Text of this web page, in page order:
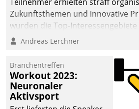
Zukunftsthemen und innovative
wurden die Top-
Andreas Lerchner
Branchentreffen
Workout 2023:
Neuronaler
Aktivsport